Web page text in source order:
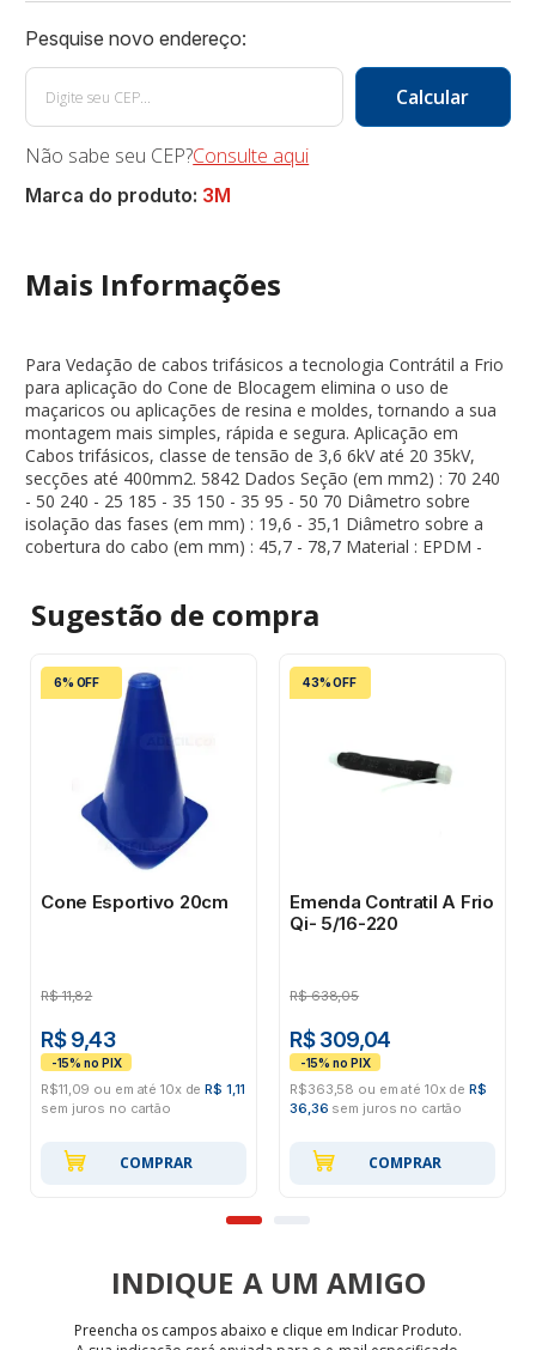
Não sabe seu CEP?Consulte aqui
Marca do produto: 3M
Mais Informações
Para Vedação de cabos trifásicos a tecnologia Contrátil a Frio
para aplicação do Cone de Blocagem elimina o uso de
maçaricos ou aplicações de resina e moldes, tornando a sua
montagem mais simples, rápida e segura. Aplicação em
Cabos trifásicos, classe de tensão de 3,6 6kV até 20 35kV,
secções até 400mm2. 5842 Dados Seção (em mm2) : 70 240
- 50 240 - 25 185 - 35 150 - 35 95 - 50 70 Diâmetro sobre
isolação das fases (em mm) : 19,6 - 35,1 Diâmetro sobre a
cobertura do cabo (em mm) : 45,7 - 78,7 Material : EPDM -
Sugestão de compra
6% OFF
Cone Esportivo 20cm
R$ 11,82
R$ 9,43
R$11,09 ou em até 10x deR$ 1,11
sem juros no cartão
COMPRAR
43% OFF
Emenda Contratil A Frio
Qi- 5/16-220
R$ 638,05
R$ 309,04
R$363,58 ou em até 10x deR$
36,36 sem juros no cartão
COMPRAR
INDIQUE
Preencha os campos abaixo e clique em Indicar Produto.